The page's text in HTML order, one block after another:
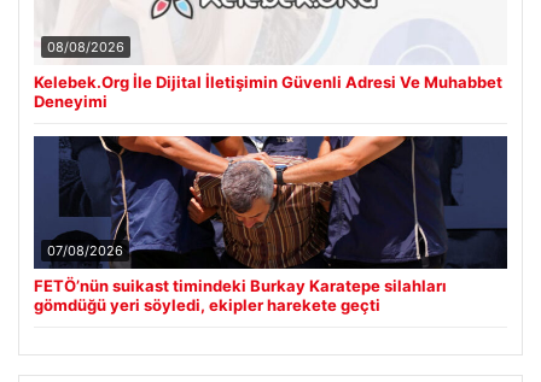
08/08/2026
Kelebek.Org İle Dijital İletişimin Güvenli Adresi Ve Muhabbet
Deneyimi
07/08/2026
FETÖ’nün suikast timindeki Burkay Karatepe silahları
gömdüğü yeri söyledi, ekipler harekete geçti